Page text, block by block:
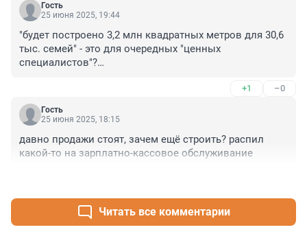
Гость
25 июня 2025, 19:44
"будет построено 3,2 млн квадратных метров для 30,6
тыс. семей" - это для очередных "ценных
специалистов"?
+1 –0
Гость
25 июня 2025, 18:15
давно продажи стоят, зачем ещё строить? распил
какой-то на зарплатно-кассовое обслуживание
Читать все комментарии